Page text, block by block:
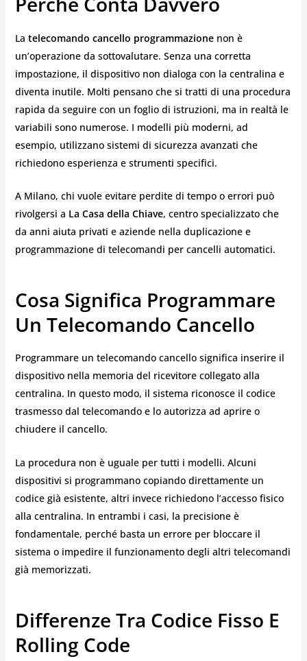
La telecomando cancello programmazionenon è
un’operazione da sottovalutare. Senza una corretta
impostazione, il dispositivo non dialoga con la centralina e
diventa inutile. Molti pensano che si tratti di una procedura
rapida da seguire con un foglio di istruzioni, ma in realtà le
variabili sono numerose. I modelli più moderni, ad
esempio, utilizzano sistemi di sicurezza avanzati che
richiedono esperienza e strumenti specifici.
A Milano, chi vuole evitare perdite di tempo o errori può
rivolgersi a La Casa della Chiave, centro specializzato che
da anni aiuta privati e aziende nella duplicazione e
programmazione di telecomandi per cancelli automatici.
Cosa Significa Programmare
Un Telecomando Cancello
Programmare un telecomando cancello significa inserire il
dispositivo nella memoria del ricevitore collegato alla
centralina. In questo modo, il sistema riconosce il codice
trasmesso dal telecomando e lo autorizza ad aprire o
chiudere il cancello.
La procedura non è uguale per tutti i modelli. Alcuni
dispositivi si programmano copiando direttamente un
codice già esistente, altri invece richiedono l’accesso fisico
alla centralina. In entrambi i casi, la precisione è
fondamentale, perché basta un errore per bloccare il
sistema o impedire il funzionamento degli altri telecomandi
già memorizzati.
Differenze Tra Codice Fisso E
Rolling Code